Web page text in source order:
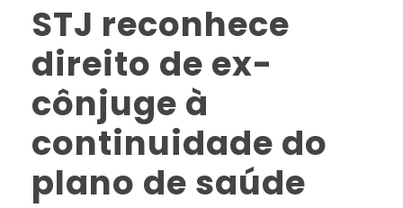
STJ reconhece
direito de ex-
cônjuge à
continuidade do
plano de saúde